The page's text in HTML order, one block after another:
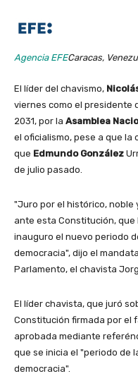
Agencia EFECaracas,
El líder del chavismo,
viernes como el presidente
2031, por la Asamblea
el oficialismo, pese a que
que Edmundo González
de julio pasado.
"Juro por el histórico, noble
ante esta Constitución,
inauguro el nuevo periodo
democracia", dijo el
Parlamento, el chavista
El líder chavista, que juró
Constitución firmada por el
aprobada mediante
que se inicia el "periodo de
democracia".